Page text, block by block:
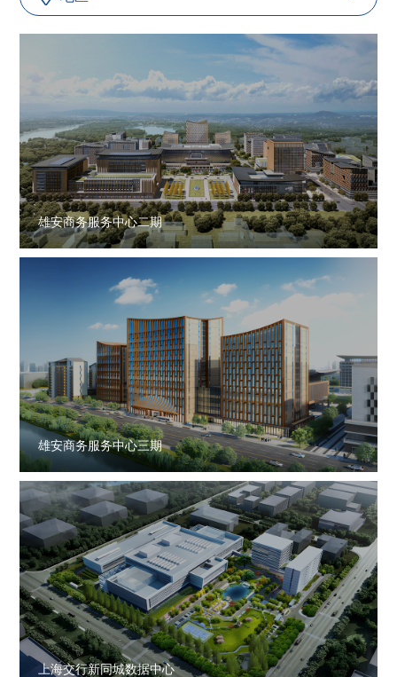
雄安商务服务中心二期
雄安商务服务中心三期
上海交行新同城数据中心